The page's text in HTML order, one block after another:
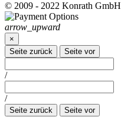
© 2009 - 2022 Konrath GmbH
arrow_upward
×
Seite zurück
Seite vor
/
/
Seite zurück Seite vor